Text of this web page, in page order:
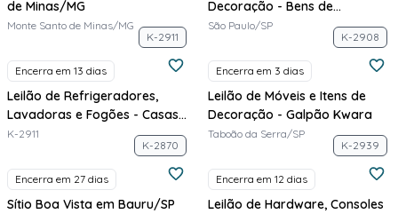
de Minas/MG
Monte Santo de Minas/MG
Decoração - Bens de
Apartamentos Decorados -
São Paulo/SP
K-2911
Encerra em 13 dias
Leilão de Refrigeradores,
Lavadoras e Fogões - Casas
Bahia
K-2911
K-2908
Encerra em 3 dias
Leilão de Móveis e Itens de
Decoração - Galpão Kwara
Taboão da Serra/SP
K-2870
Encerra em 27 dias
Sítio Boa Vista em Bauru/SP
K-2939
Encerra em 12 dias
Leilão de Hardware, Consoles